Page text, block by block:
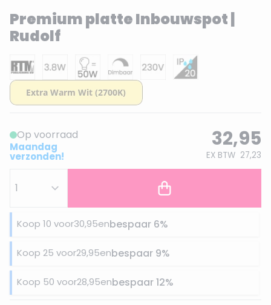
Premium platte Inbouwspot |
Rudolf
Op voorraad
Maandag
verzonden!
32,95
EX BTW 27,23
Koop 10 voor30,95enbespaar 6%
Koop 25 voor29,95enbespaar 9%
Koop 50 voor28,95enbespaar12%